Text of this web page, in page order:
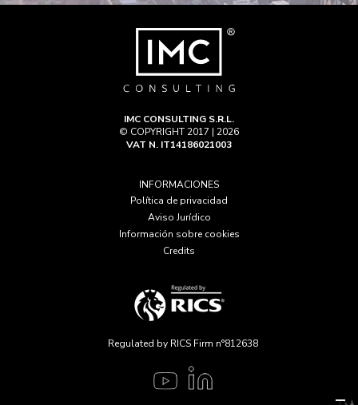
IMC CONSULTING S.R.L.
© COPYRIGHT 2017 | 2026
VAT N. IT14186021003
INFORMACIONES
Política de privacidad
Aviso Jurídico
Información sobre cookies
Credits
Regulated by RICS Firm n°812638